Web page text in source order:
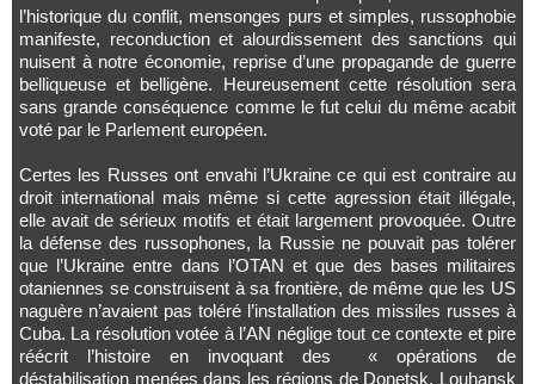
l’historique du conflit, mensonges purs et simples, russophobie
manifeste, reconduction et alourdissement des sanctions qui
nuisent à notre économie, reprise d’une propagande de guerre
belliqueuse et belligène. Heureusement cette résolution sera
sans grande conséquence comme le fut celui du même acabit
voté par le Parlement européen.
Certes les Russes ont envahi l’Ukraine ce qui est contraire au
droit international mais même si cette agression était illégale,
elle avait de sérieux motifs et était largement provoquée. Outre
la défense des russophones, la Russie ne pouvait pas tolérer
que l’Ukraine entre dans l’OTAN et que des bases militaires
otaniennes se construisent à sa frontière, de même que les US
naguère n’avaient pas toléré l’installation des missiles russes à
Cuba. La résolution votée à l’AN néglige tout ce contexte et pire
réécrit l’histoire en invoquant des « opérations de
déstabilisation menées dans les régions de Donetsk, Louhansk